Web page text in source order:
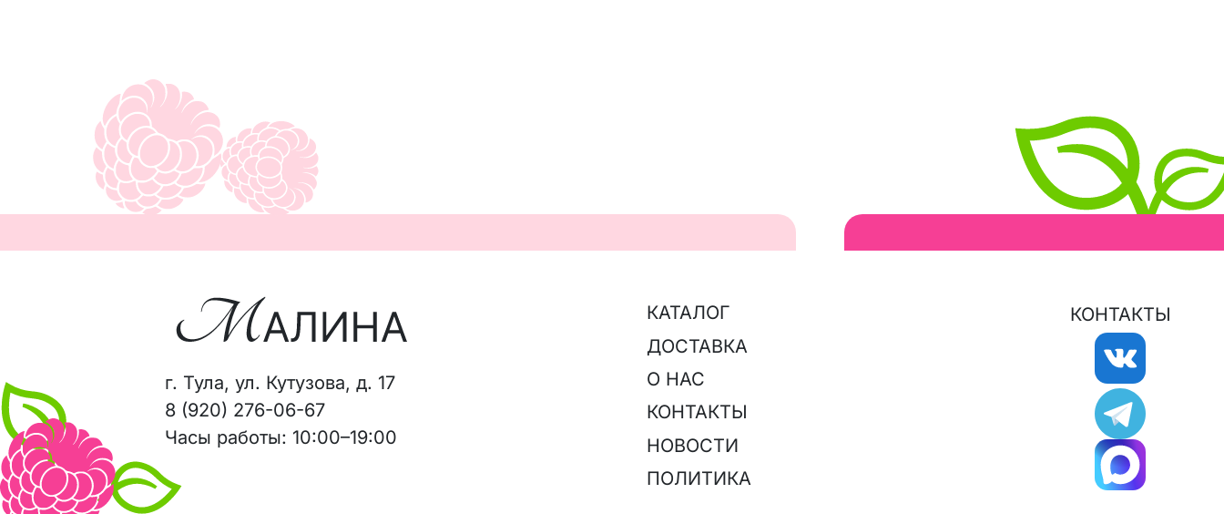
г. Тула, ул. Кутузова, д. 17
8 (920) 276-06-67
Часы работы: 10:00–19:00
КАТАЛОГ
ДОСТАВКА
О НАС
КОНТАКТЫ
НОВОСТИ
ПОЛИТИКА
КОНТАКТЫ